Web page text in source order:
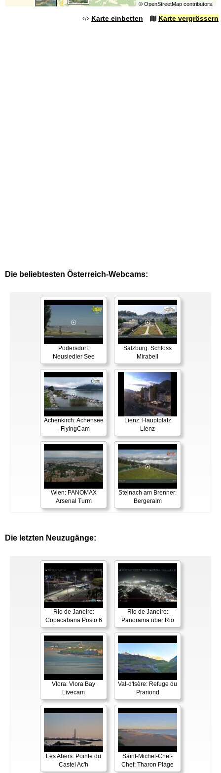
© OpenStreetMapcontributors.
Karte einbetten Karte vergrössern
Die beliebtesten Österreich-Webcams:
Podersdorf:
Neusiedler See
Salzburg: Schloss
Mirabell
Achenkirch: Achensee
- FlyingCam
Lienz: Hauptplatz
Lienz
Wien: PANOMAX
Arsenal Turm
Steinach am Brenner:
Bergeralm
Die letzten Neuzugänge:
Rio de Janeiro:
Copacabana Posto 6
Rio de Janeiro:
Panorama über Rio
Vlora: Vlora Bay
Livecam
Val-d'Isère: Refuge du
Prariond
Les Abers: Pointe du
Castel Ac'h
Saint-Michel-Chef-
Chef: Tharon Plage